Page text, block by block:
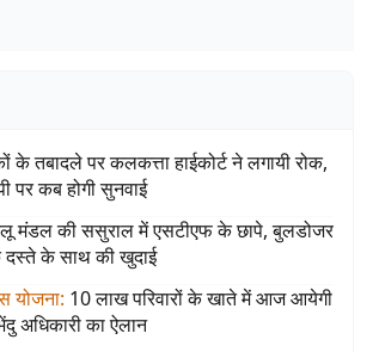
के तबादले पर कलकत्ता हाईकोर्ट ने लगायी रोक,
पर कब होगी सुनवाई
मंडल की ससुराल में एसटीएफ के छापे, बुलडोजर
दस्ते के साथ की खुदाई
योजना: 10 लाख परिवारों के खाते में आज आयेगी
अधिकारी का ऐलान